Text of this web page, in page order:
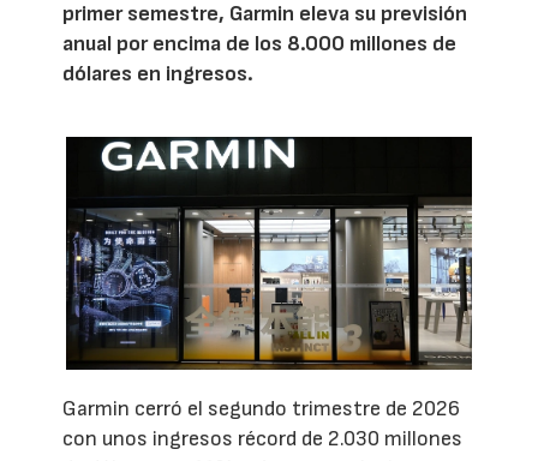
primer semestre, Garmin eleva su previsión
anual por encima de los 8.000 millones de
dólares en ingresos.
Garmin cerró el segundo trimestre de 2026
con unos ingresos récord de 2.030 millones